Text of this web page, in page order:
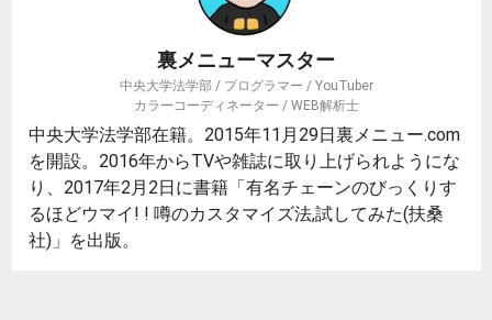
裏メニューマスター
中央大学法学部 / プログラマー / YouTuber
カラーコーディネーター / WEB解析士
中央大学法学部在籍。2015年11月29日裏メニュー.com
を開設。2016年からTVや雑誌に取り上げられようにな
り、2017年2月2日に書籍「有名チェーンのびっくりす
るほどウマイ! ! 噂のカスタマイズ法,試してみた(扶桑
社)」を出版。